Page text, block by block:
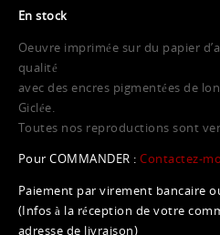
En stock
Oeuvre imprimée sur du papier
qualité
avec des encres pigmentées de
Giclée.
Toutes nos reproductions sont
Pour COMMANDER :Contactez-
Paiement par virement bancaire
(Infos à la réception de votre
adresse de livraison)